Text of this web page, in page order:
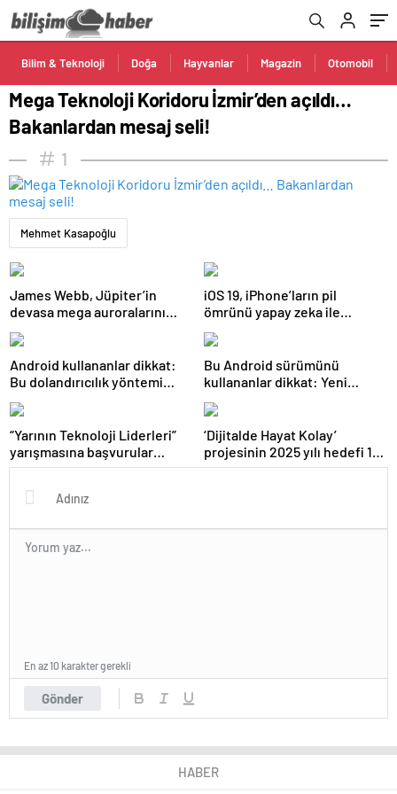
Bilim & Teknoloji Doğa Hayvanlar Magazin Otomobil
Mega Teknoloji Koridoru İzmir’den açıldı…
Bakanlardan mesaj seli!
1
Mehmet Kasapoğlu
James Webb, Jüpiter’in
devasa mega auroralarını
görüntüledi
iOS 19, iPhone’ların pil
ömrünü yapay zeka ile
artıracak
Android kullananlar dikkat:
Bu dolandırıcılık yöntemi
ayda 2.5 milyon kullanıcıyı
etkiliyor
Bu Android sürümünü
kullananlar dikkat: Yeni
telefon almanız gerekebilir
“Yarının Teknoloji Liderleri”
yarışmasına başvurular
devam ediyor
‘Dijitalde Hayat Kolay’
projesinin 2025 yılı hedefi 15
bin girişimci kadın
Gönder
En az 10 karakter gerekli
HABER